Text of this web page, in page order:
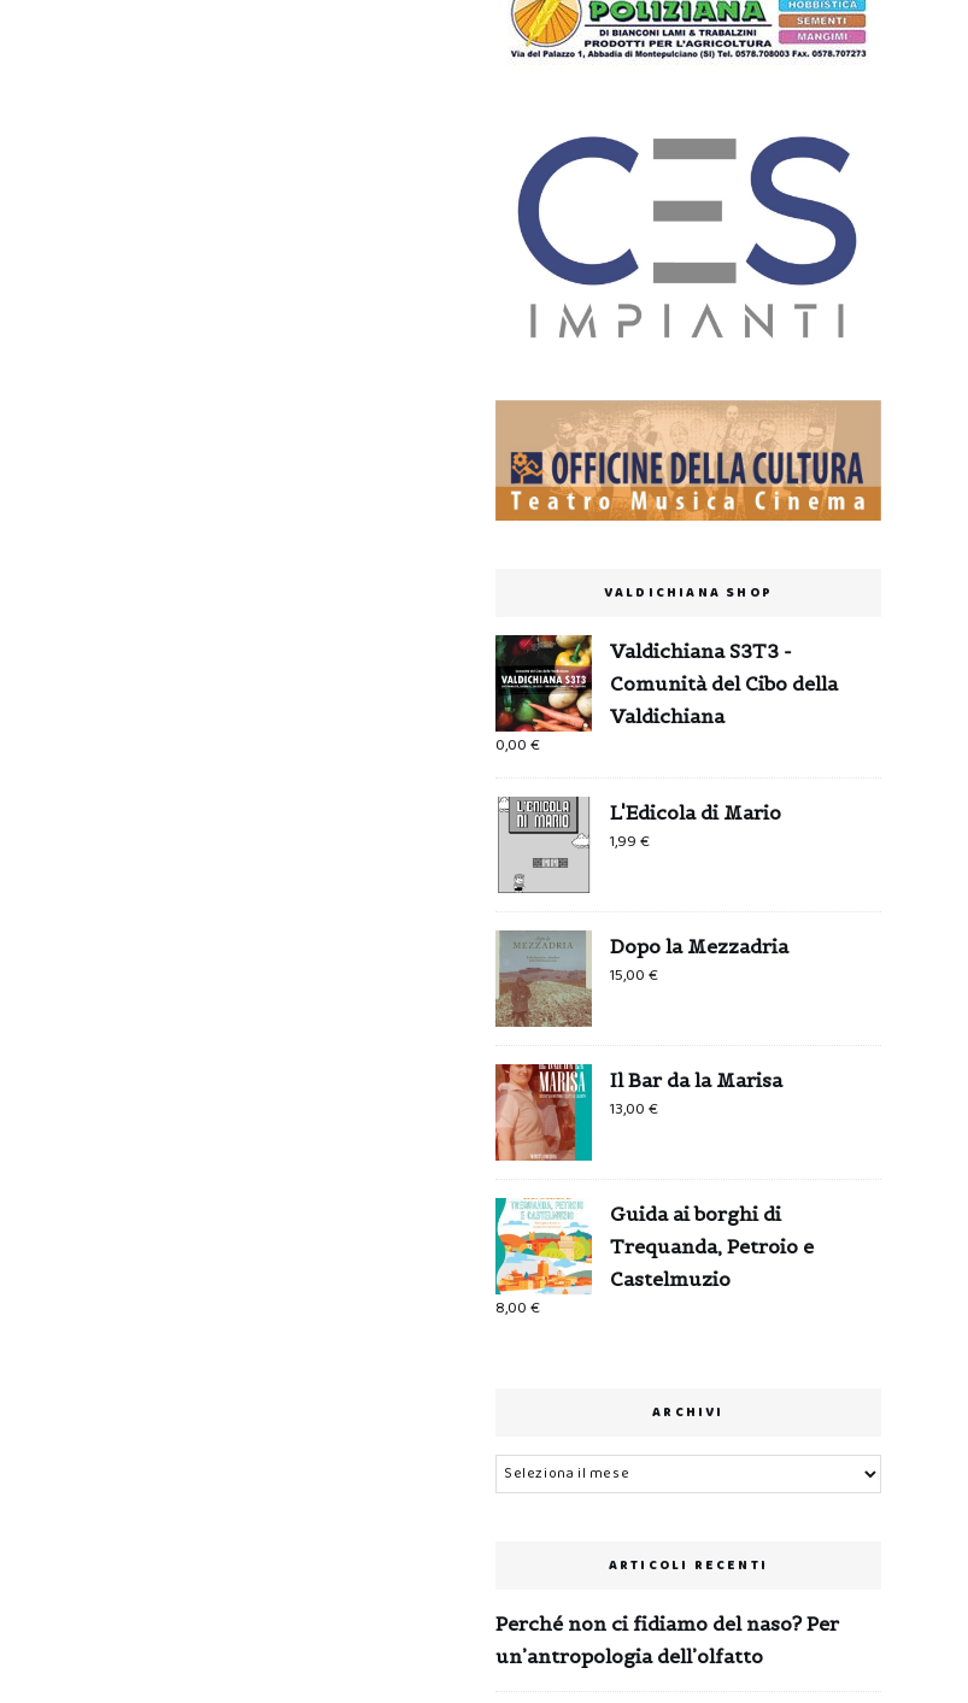
VALDICHIANA SHOP
Valdichiana S3T3 -
Comunità del Cibo della
Valdichiana
0,00€
L'Edicola di Mario
1,99€
Dopo la Mezzadria
15,00€
Il Bar da la Marisa
13,00€
Guida ai borghi di
Trequanda, Petroio e
Castelmuzio
8,00€
ARCHIVI
Archivi
ARTICOLI RECENTI
Perché non ci fidiamo del naso? Per
un’antropologia dell’olfatto